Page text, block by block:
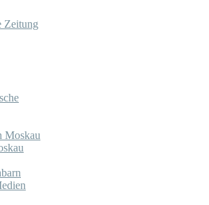
Moskau